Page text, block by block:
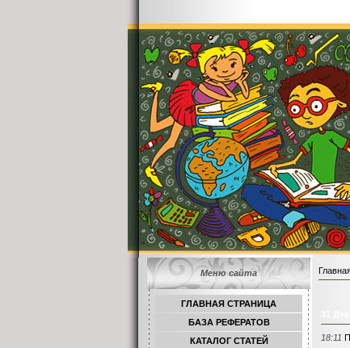
Меню сайта
ГЛАВНАЯ СТРАНИЦА
БАЗА РЕФЕРАТОВ
КАТАЛОГ СТАТЕЙ
18:11